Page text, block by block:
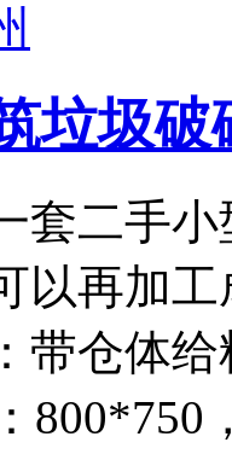
垃圾破
套二手
以再加
带仓体